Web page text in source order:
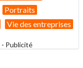
Portraits
Vie des entreprises
- Publicité